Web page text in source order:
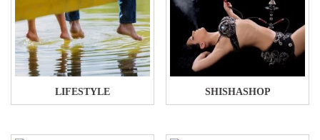
LIFESTYLE SHISHASHOP